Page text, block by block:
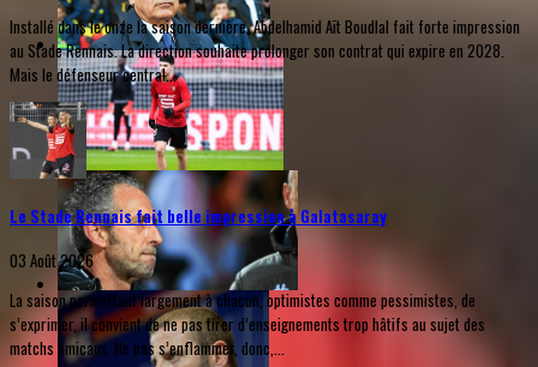
Installé dans le onze la saison dernière, Abdelhamid Aït Boudlal fait forte impression
au Stade Rennais. La direction souhaite prolonger son contrat qui expire en 2028.
Mais le défenseur central...
Le Stade Rennais fait belle impression à Galatasaray
03 Août 2026
La saison permettant largement à chacun, optimistes comme pessimistes, de
s’exprimer, il convient de ne pas tirer d’enseignements trop hâtifs au sujet des
matchs amicaux. Ne pas s’enflammer, donc,...